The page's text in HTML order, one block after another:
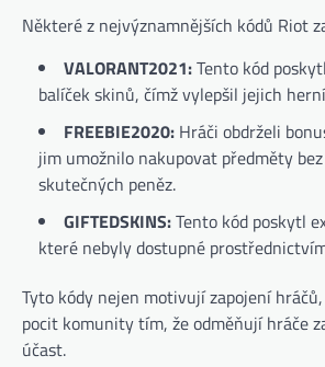
Některé z nejvýznamnějších kódů Riot
VALORANT2021:Tento kód
balíček skinů, čímž vylepšil jejich
FREEBIE2020: Hráči obdrželi
jim umožnilo nakupovat předměty
skutečných peněz.
GIFTEDSKINS:Tento kód poskytl
které nebyly dostupné
Tyto kódy nejen motivují zapojení
pocit komunity tím, že odměňují hráče
účast.